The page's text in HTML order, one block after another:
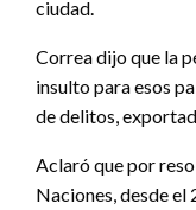
ciudad.
Correa dijo que la
insulto para esos
de delitos,
Aclaró que por
Naciones, desde